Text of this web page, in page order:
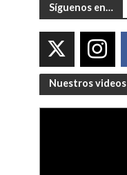
Síguenos en…
Nuestros videos